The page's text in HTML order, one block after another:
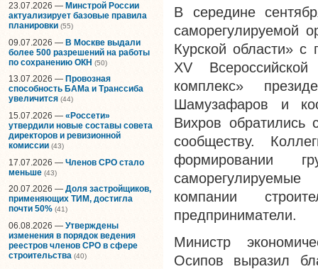
23.07.2026 — Минстрой России
актуализирует базовые правила
планировки (55)
09.07.2026 — В Москве выдали
более 500 разрешений на работы
по сохранению ОКН (50)
13.07.2026 — Провозная
способность БАМа и Транссиба
увеличится (44)
15.07.2026 — «Россети»
утвердили новые составы совета
директоров и ревизионной
комиссии (43)
17.07.2026 — Членов СРО стало
меньше (43)
20.07.2026 — Доля застройщиков,
применяющих ТИМ, достигла
почти 50% (41)
06.08.2026 — Утверждены
изменения в порядок ведения
реестров членов СРО в сфере
строительства (40)
В середине
саморегулируемой
Курской области»
XV
комплекс»
Шамузафаров и
Вихров
сообществу.
формировании
компании
предприниматели.
Министр
Осипов выразил